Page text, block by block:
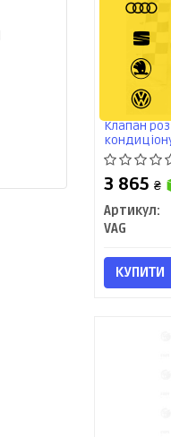
Клапан
18)/Skoda
(16-17)
3 865 ₴
Артикул:
VAG
КУПИТИ